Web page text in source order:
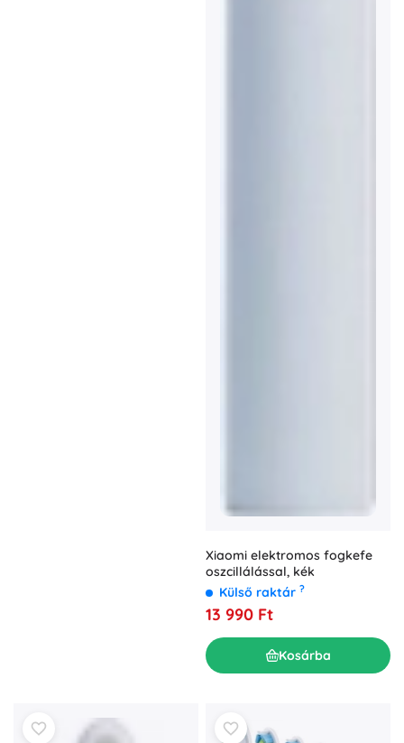
Xiaomi elektromos fogkefe
oszcillálással, kék
Külső raktár ?
13 990 Ft
Kosárba